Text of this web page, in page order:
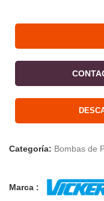
Categoría: Bombas de
Marca :